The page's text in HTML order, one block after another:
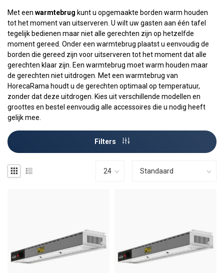
Met een warmtebrug kunt u opgemaakte borden warm houden
tot het moment van uitserveren. U wilt uw gasten aan één tafel
tegelijk bedienen maar niet alle gerechten zijn op hetzelfde
moment gereed. Onder een warmtebrug plaatst u eenvoudig de
borden die gereed zijn voor uitserveren tot het moment dat alle
gerechten klaar zijn. Een warmtebrug moet warm houden maar
de gerechten niet uitdrogen. Met een warmtebrug van
HorecaRama houdt u de gerechten optimaal op temperatuur,
zonder dat deze uitdrogen. Kies uit verschillende modellen en
groottes en bestel eenvoudig alle accessoires die u nodig heeft
gelijk mee.
Filters